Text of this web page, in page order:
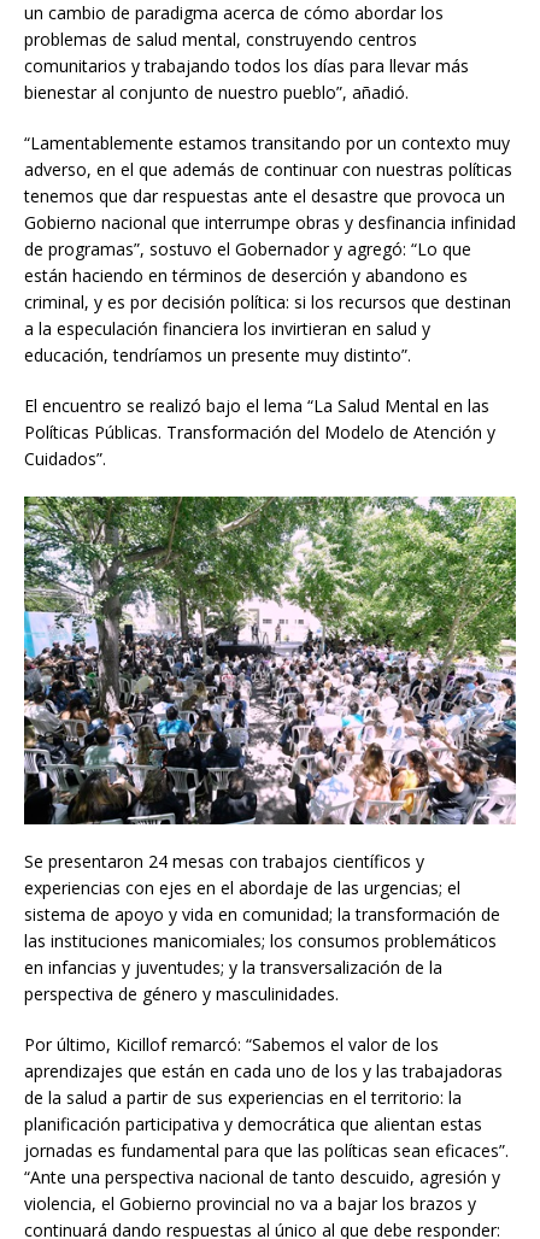
un cambio de paradigma acerca de cómo abordar los
problemas de salud mental, construyendo centros
comunitarios y trabajando todos los días para llevar más
bienestar al conjunto de nuestro pueblo”, añadió.
“Lamentablemente estamos transitando por un contexto muy
adverso, en el que además de continuar con nuestras políticas
tenemos que dar respuestas ante el desastre que provoca un
Gobierno nacional que interrumpe obras y desfinancia infinidad
de programas”, sostuvo el Gobernador y agregó: “Lo que
están haciendo en términos de deserción y abandono es
criminal, y es por decisión política: si los recursos que destinan
a la especulación financiera los invirtieran en salud y
educación, tendríamos un presente muy distinto”.
El encuentro se realizó bajo el lema “La Salud Mental en las
Políticas Públicas. Transformación del Modelo de Atención y
Cuidados”.
Se presentaron 24 mesas con trabajos científicos y
experiencias con ejes en el abordaje de las urgencias; el
sistema de apoyo y vida en comunidad; la transformación de
las instituciones manicomiales; los consumos problemáticos
en infancias y juventudes; y la transversalización de la
perspectiva de género y masculinidades.
Por último, Kicillof remarcó: “Sabemos el valor de los
aprendizajes que están en cada uno de los y las trabajadoras
de la salud a partir de sus experiencias en el territorio: la
planificación participativa y democrática que alientan estas
jornadas es fundamental para que las políticas sean eficaces”.
“Ante una perspectiva nacional de tanto descuido, agresión y
violencia, el Gobierno provincial no va a bajar los brazos y
continuará dando respuestas al único al que debe responder: